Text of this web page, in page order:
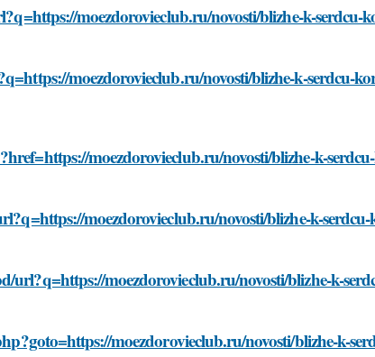
moezdorovieclub.ru/novosti/blizhe-k-serdcu-
moezdorovieclub.ru/novosti/blizhe-k-serdcu-
moezdorovieclub.ru/novosti/blizhe-k-
moezdorovieclub.ru/novosti/blizhe-k-
url?q=https://moezdorovieclub.ru/novosti/blizhe-k-
moezdorovieclub.ru/novosti/blizhe-k-